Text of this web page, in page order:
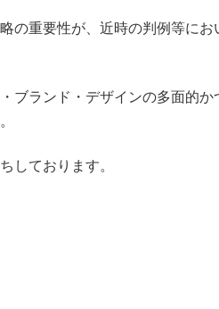
の重要性が、近時の判例等に
ブランド・デザインの多面的
しております。